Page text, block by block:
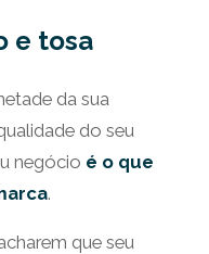
e tosa
da sua
do seu
negócio é o que
.
que seu